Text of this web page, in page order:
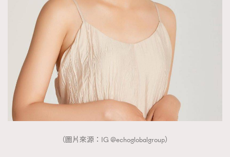
（圖片來源：IG @echoglobalgroup）